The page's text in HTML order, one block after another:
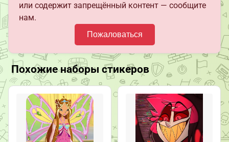
или содержит запрещённый контент — сообщите
нам.
Пожаловаться
Похожие наборы стикеров